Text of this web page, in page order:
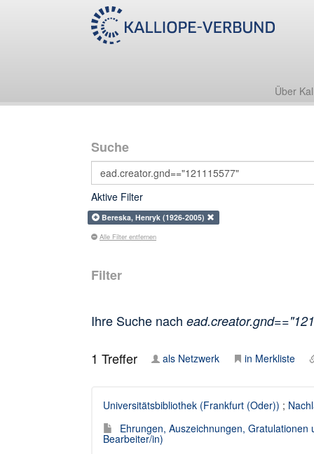
Über
Suche
Aktive Filter
Bereska, Henryk (1926-2005)
Alle Filter entfernen
Filter
Ihre Suche nach
1 Treffer als Netzwerk in Merkliste
Universitätsbibliothek (Frankfurt (Oder)) ;
Ehrungen, Auszeichnungen,
Bearbeiter/in)